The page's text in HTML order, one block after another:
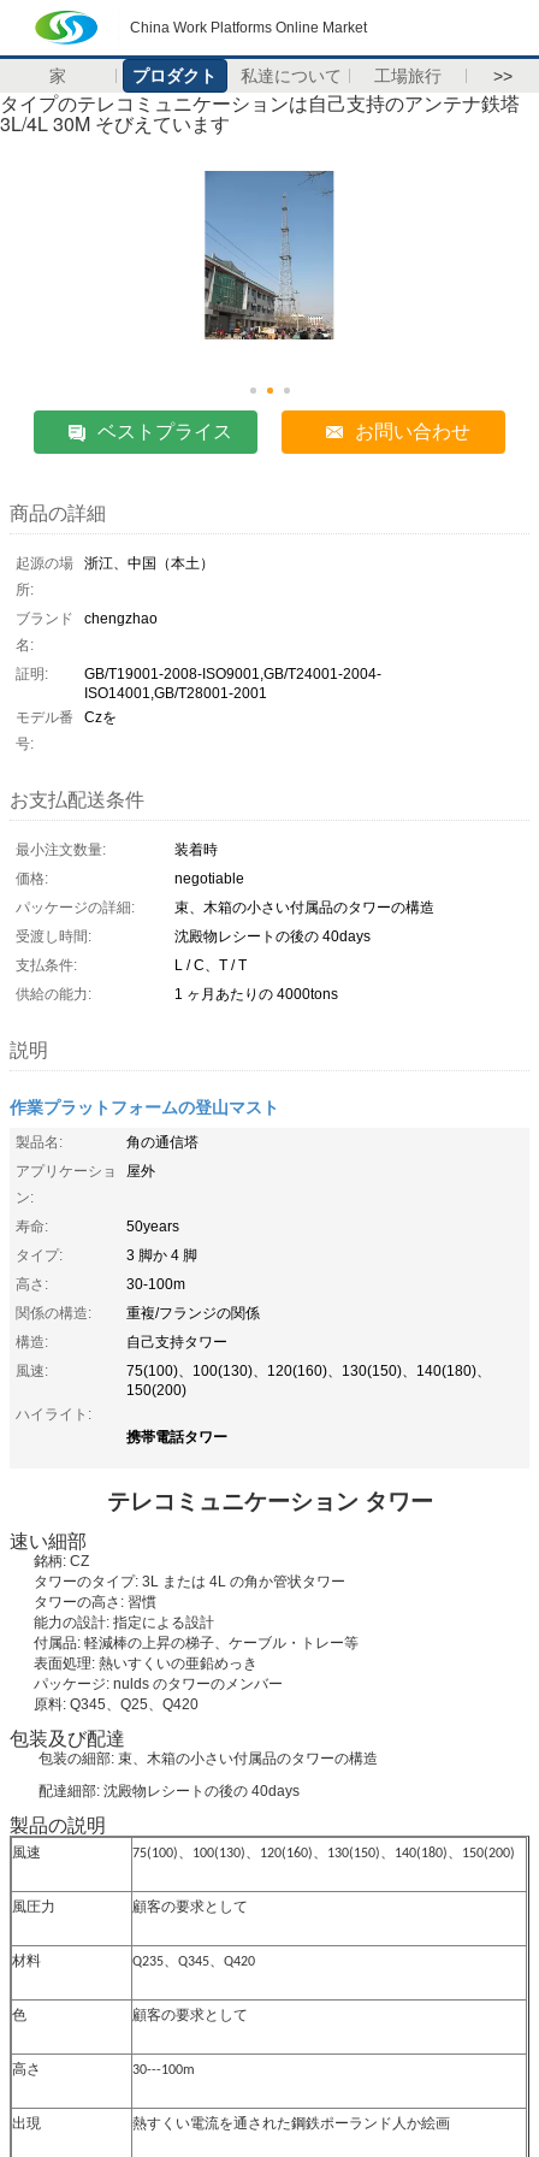
China Work Platforms Online Market
家 プロダクト 私達について 工場旅行 >>
タイプのテレコミュニケーションは自己支持のアンテナ鉄塔
3L/4L 30M そびえています
ベストプライス お問い合わせ
商品の詳細
起源の場
所:
浙江、中国（本土）
ブランド
名:
chengzhao
証明:
GB/T19001-2008-ISO9001,GB/T24001-2004-
ISO14001,GB/T28001-2001
モデル番
号:
Czを
お支払配送条件
最小注文数量:
装着時
価格:
negotiable
パッケージの詳細:
束、木箱の小さい付属品のタワーの構造
受渡し時間:
沈殿物レシートの後の 40days
支払条件:
L / C、T / T
供給の能力:
1 ヶ月あたりの 4000tons
説明
作業プラットフォームの登山マスト
製品名:
角の通信塔
アプリケーショ
ン:
屋外
寿命:
50years
タイプ:
3 脚か 4 脚
高さ:
30-100m
関係の構造:
重複/フランジの関係
構造:
自己支持タワー
風速:
75(100)、100(130)、120(160)、130(150)、140(180)、
150(200)
ハイライト:
携帯電話タワー
テレコミュニケーション タワー
速い細部
銘柄: CZ
タワーのタイプ: 3L または 4L の角か管状タワー
タワーの高さ: 習慣
能力の設計: 指定による設計
付属品: 軽減棒の上昇の梯子、ケーブル・トレー等
表面処理: 熱いすくいの亜鉛めっき
パッケージ: nulds のタワーのメンバー
原料: Q345、Q25、Q420
包装及び配達
包装の細部: 束、木箱の小さい付属品のタワーの構造
配達細部: 沈殿物レシートの後の 40days
製品の説明
風速 75(100)、100(130)、120(160)、130(150)、140(180)、150(200)
風圧力 顧客の要求として
材料 Q235、Q345、Q420
色 顧客の要求として
高さ 30---100m
出現 熱すくい電流を通された鋼鉄ポーランド人か絵画